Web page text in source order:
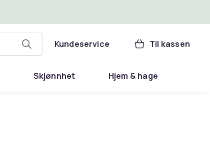
Kundeservice Til kassen
Skjønnhet Hjem & hage